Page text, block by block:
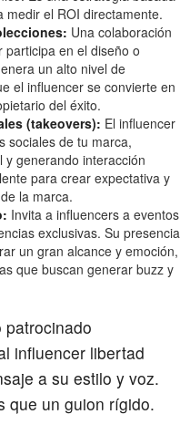
medir el ROI directamente.
Una colaboración
en el diseño o
un alto nivel de
el influencer se convierte en
del éxito.
(takeovers): El influencer
sociales de tu marca,
generando interacción
para crear expectativa y
la marca.
Invita a influencers a eventos
exclusivas. Su presencia
un gran alcance y emoción,
que buscan generar buzz y
patrocinado
influencer libertad
a su estilo y voz.
que un guion rígido.